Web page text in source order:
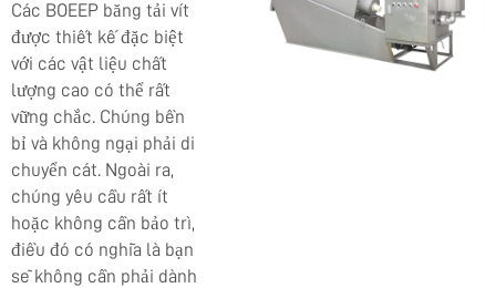
Các BOEEP băng tải vít
được thiết kế đặc biệt
với các vật liệu chất
lượng cao có thể rất
vững chắc. Chúng bền
bỉ và không ngại phải di
chuyển cát. Ngoài ra,
chúng yêu cầu rất ít
hoặc không cần bảo trì,
điều đó có nghĩa là bạn
sẽ không cần phải dành